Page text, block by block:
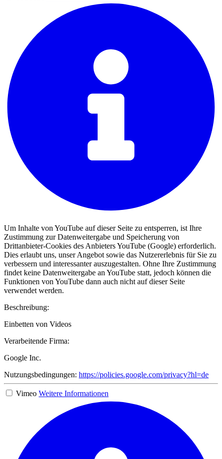
Um Inhalte von YouTube auf dieser Seite zu entsperren, ist Ihre
Zustimmung zur Datenweitergabe und Speicherung von
Drittanbieter-Cookies des Anbieters YouTube (Google) erforderlich.
Dies erlaubt uns, unser Angebot sowie das Nutzererlebnis für Sie zu
verbessern und interessanter auszugestalten. Ohne Ihre Zustimmung
findet keine Datenweitergabe an YouTube statt, jedoch können die
Funktionen von YouTube dann auch nicht auf dieser Seite
verwendet werden.
Beschreibung:
Einbetten von Videos
Verarbeitende Firma:
Google Inc.
Nutzungsbedingungen: https://policies.google.com/privacy?hl=de
Vimeo Weitere Informationen